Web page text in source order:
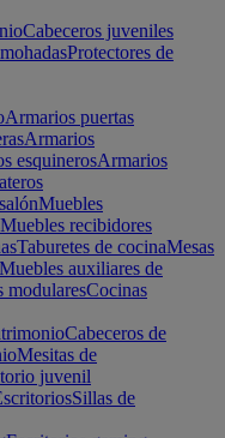
Cabeceros juveniles
Protectores de
Armarios puertas
Armarios
esquinerosArmarios
Muebles
Muebles recibidores
Taburetes de cocinaMesas
Muebles auxiliares de
modularesCocinas
Cabeceros de
Mesitas de
juvenil
Sillas de